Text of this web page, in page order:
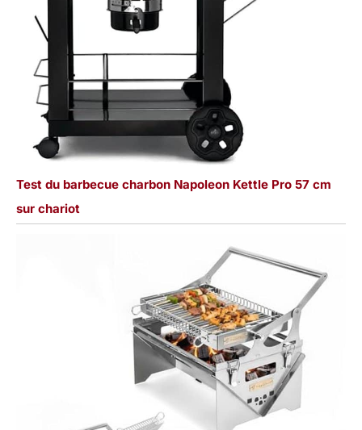
Test du barbecue charbon Napoleon Kettle Pro 57 cm
sur chariot